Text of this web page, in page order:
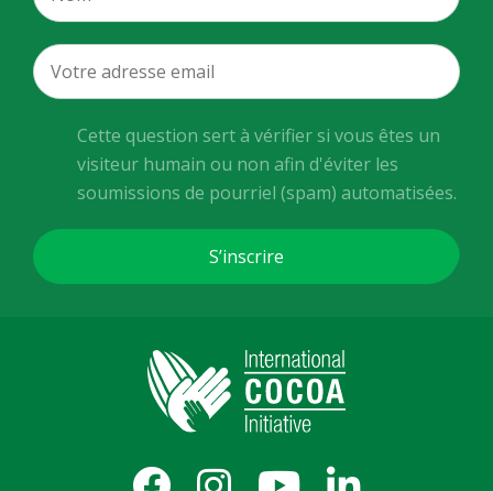
Cette question sert à vérifier si vous êtes un
visiteur humain ou non afin d'éviter les
soumissions de pourriel (spam) automatisées.